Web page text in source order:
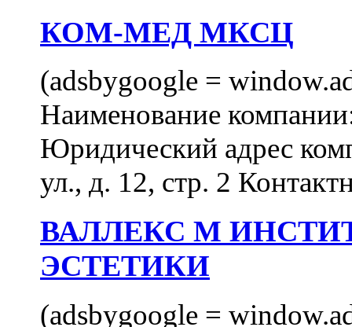
КОМ-МЕД МКСЦ
(adsbygoogle =
Наименование
Юридический адрес
ул., д. 12, стр. 2
ВАЛЛЕКС М
ЭСТЕТИКИ
(adsbygoogle =